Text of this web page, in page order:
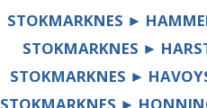
STOKMARKNES ►
STOKMARKNES ►
STOKMARKNES ►
STOKMARKNES ►